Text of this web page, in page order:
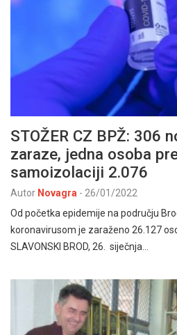
STOŽER CZ BPŽ: 306
zaraze, jedna osoba
samoizolaciji 2.076
Autor Novagra - 26/01/2022
Od početka epidemije na području
koronavirusom je zaraženo 26.127
SLAVONSKI BROD, 26. siječnja…